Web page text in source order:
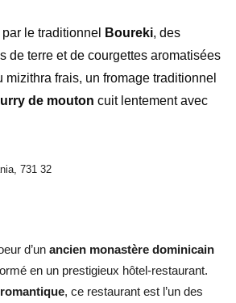
le traditionnel
Boureki, des
de terre et de courgettes aromatisées
mizithra frais, un fromage traditionnel
de mouton cuit lentement avec
731 32
d’un ancien monastère dominicain
en un prestigieux hôtel-restaurant.
, ce restaurant est l’un des